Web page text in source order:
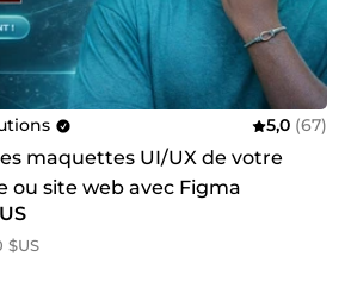
5,0 (67)
maquettes UI/UX de votre
ou site web avec Figma
$US